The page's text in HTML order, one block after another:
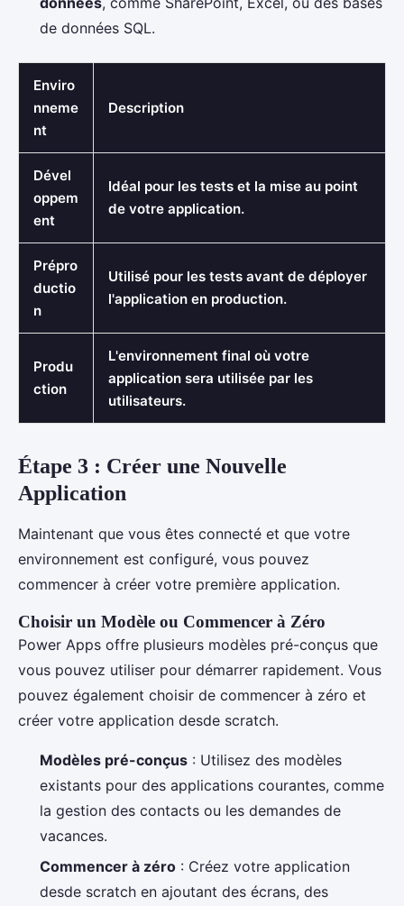
de données SQL.
Enviro
nneme
nt
Description
Dével
oppem
ent
Idéal pour les tests et la mise au point
de votre application.
Prépro
ductio
n
Utilisé pour les tests avant de déployer
l'application en production.
Produ
ction
L'environnement final où votre
application sera utilisée par les
utilisateurs.
Étape 3 : Créer une Nouvelle
Application
Maintenant que vous êtes connecté et que votre
environnement est configuré, vous pouvez
commencer à créer votre première application.
Choisir un Modèle ou Commencer à Zéro
Power Apps offre plusieurs modèles pré-conçus que
vous pouvez utiliser pour démarrer rapidement. Vous
pouvez également choisir de commencer à zéro et
créer votre application desde scratch.
Modèles pré-conçus : Utilisez des modèles
existants pour des applications courantes, comme
la gestion des contacts ou les demandes de
vacances.
Commencer à zéro : Créez votre application
desde scratch en ajoutant des écrans, des